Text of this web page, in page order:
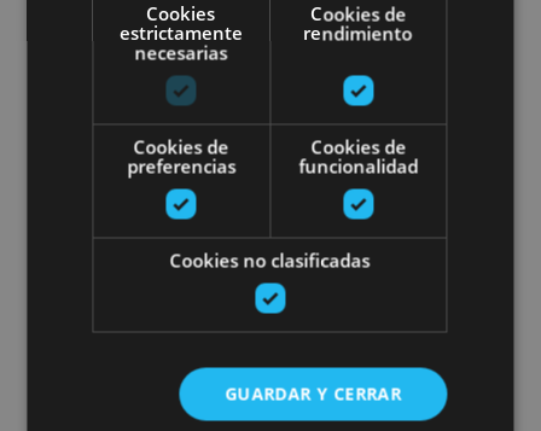
01 ENE - 31 DIC
Visit the Ultzama Farm-school
Lizaso, Valle de Ultzama, Bosque de Orgi
Cheese and shepherding in
Cookies
estrictamente
necesarias
Cookies de
rendimiento
Cookies de
preferencias
Cookies de
funcionalidad
Cookies no clasificadas
GUARDAR Y CERRAR